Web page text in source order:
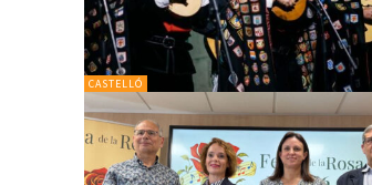
CASTELLÓ